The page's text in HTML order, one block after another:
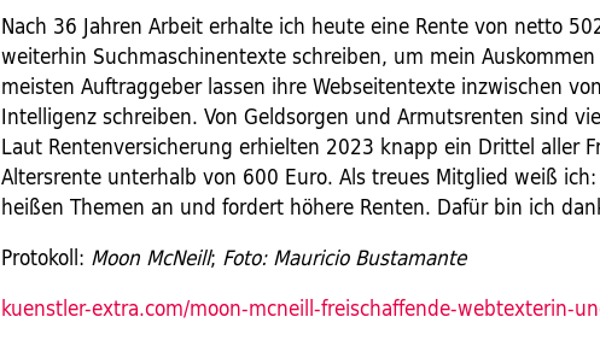
Nach 36 Jahren Arbeit erhalte ich heute eine Rente von netto
weiterhin Suchmaschinentexte schreiben, um mein
meisten Auftraggeber lassen ihre Webseitentexte inzwischen
Intelligenz schreiben. Von Geldsorgen und Armutsrenten sind
Laut Rentenversicherung erhielten 2023 knapp ein Drittel aller
Altersrente unterhalb von 600 Euro. Als treues Mitglied weiß
heißen Themen an und fordert höhere Renten. Dafür bin ich
Protokoll: Moon McNeill; Foto: Mauricio Bustamante
kuenstler-extra.com/moon-mcneill-freischaffende-webtexterin-